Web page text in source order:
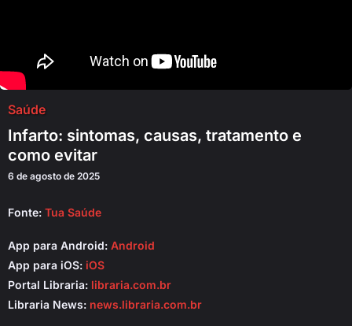
Saúde
Infarto: sintomas, causas, tratamento e
como evitar
6 de agosto de 2025
Fonte: Tua Saúde
App para Android: Android
App para iOS: iOS
Portal Libraria: libraria.com.br
Libraria News: news.libraria.com.br